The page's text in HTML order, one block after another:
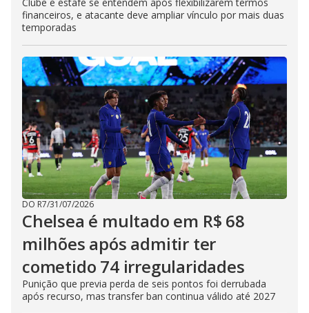
financeiros, e atacante deve ampliar vínculo por mais duas
temporadas
DO R7/31/07/2026
Chelsea é multado em R$ 68
milhões após admitir ter
cometido 74 irregularidades
Punição que previa perda de seis pontos foi derrubada
após recurso, mas transfer ban continua válido até 2027